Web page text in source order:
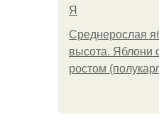
Я
Среднерослая
высота. Яблони
ростом